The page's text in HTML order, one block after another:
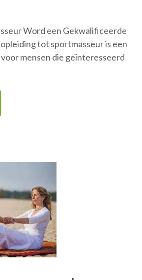
Word een Gekwalificeerde
tot sportmasseur is een
mensen die geïnteresseerd